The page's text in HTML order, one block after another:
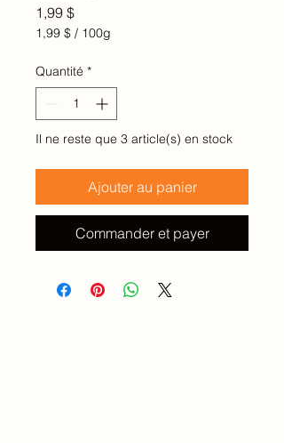
1,99 $Prix
1,99 $ / 100g
pour
100
Grammes
Quantité *
Il ne reste que 3 article(s) en stock
Ajouter au panier
Commander et payer